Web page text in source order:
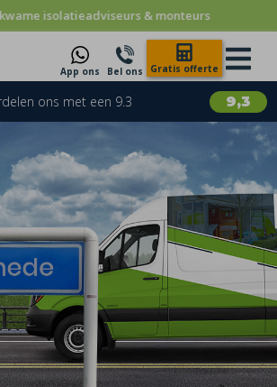
isolatieadviseurs & monteurs
App ons Bel ons Gratis offerte
9,3
ons met een 9.3